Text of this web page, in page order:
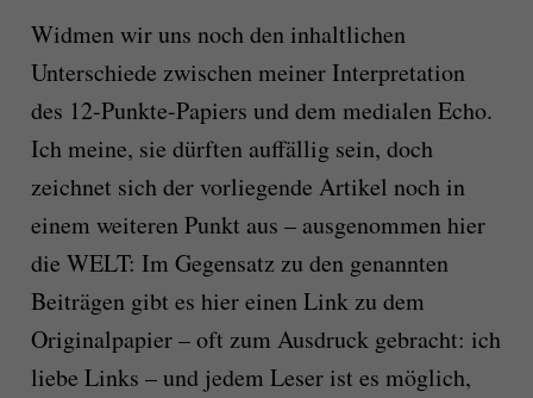
Widmen wir uns noch den inhaltlichen
Unterschiede zwischen meiner Interpretation
des 12-Punkte-Papiers und dem medialen Echo.
Ich meine, sie dürften auffällig sein, doch
zeichnet sich der vorliegende Artikel noch in
einem weiteren Punkt aus – ausgenommen hier
die WELT: Im Gegensatz zu den genannten
Beiträgen gibt es hier einen Link zu dem
Originalpapier – oft zum Ausdruck gebracht: ich
liebe Links – und jedem Leser ist es möglich,